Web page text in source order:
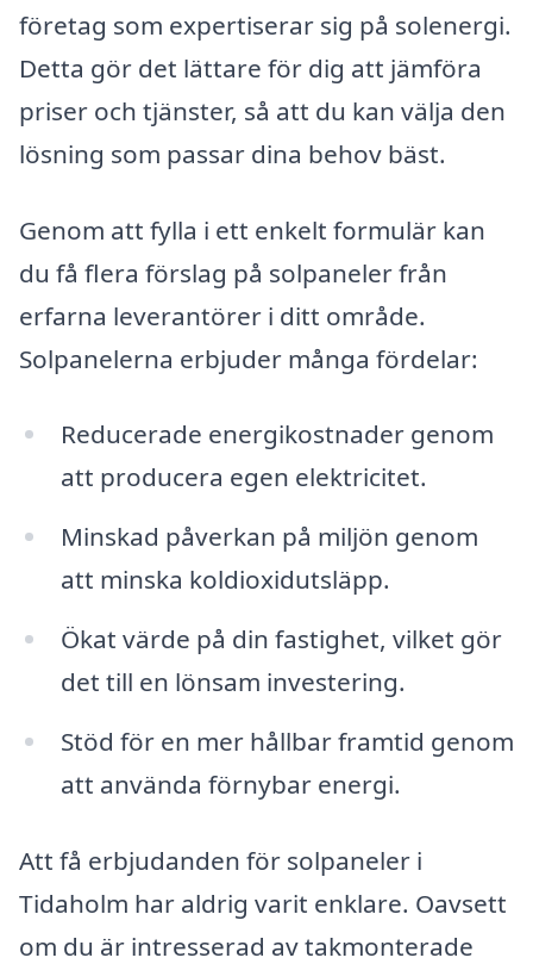
företag som expertiserar sig på solenergi.
Detta gör det lättare för dig att jämföra
priser och tjänster, så att du kan välja den
lösning som passar dina behov bäst.
Genom att fylla i ett enkelt formulär kan
du få flera förslag på solpaneler från
erfarna leverantörer i ditt område.
Solpanelerna erbjuder många fördelar:
Reducerade energikostnader genom
att producera egen elektricitet.
Minskad påverkan på miljön genom
att minska koldioxidutsläpp.
Ökat värde på din fastighet, vilket gör
det till en lönsam investering.
Stöd för en mer hållbar framtid genom
att använda förnybar energi.
Att få erbjudanden för solpaneler i
Tidaholm har aldrig varit enklare. Oavsett
om du är intresserad av takmonterade